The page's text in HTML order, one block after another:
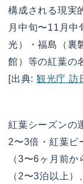
構成される現実
月中旬〜11月中
光）・福島（裏
館）等の紅葉の
[出典: 観光庁 訪
紅葉シーズンの
2〜3倍・紅葉ピ
（3〜6ヶ月前
（2〜3泊以上